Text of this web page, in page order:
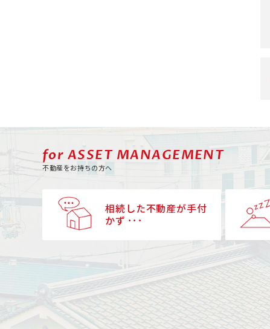
for ASSET MANAGEMENT
不動産をお持ちの方へ
相続した不動産が手付
かず ･･･